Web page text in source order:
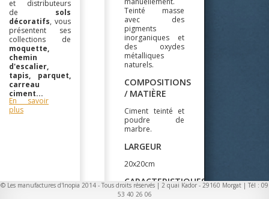
et distributeurs
de sols
décoratifs, vous
présentent ses
collections de
moquette,
chemin
d'escalier,
tapis, parquet,
carreau
ciment...
En savoir
plus
Teinté masse
avec des
pigments
inorganiques et
des oxydes
métalliques
naturels.
COMPOSITIONS
/ MATIÈRE
Ciment teinté et
poudre de
marbre.
LARGEUR
20x20cm
CARACTERISTIQUES
/
© Les manufactures d'Inopia 2014 - Tous droits réservés | 2 quai Kador - 29160 Morgat | Tél : 09
53 40 26 06